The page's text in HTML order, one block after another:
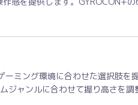
ミング環境に合わせた選択肢を
ジャンルに合わせて握り高さを調